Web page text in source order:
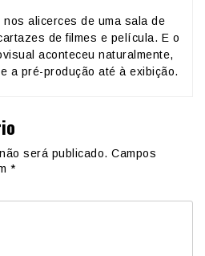
nos alicerces de uma sala de
de filmes e película. E o
aconteceu naturalmente,
a pré-produção até à exibição.
será publicado. Campos
*